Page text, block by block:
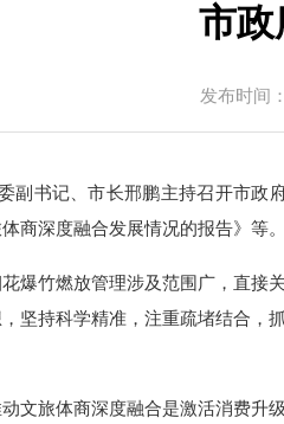
市政
发布时间
副书记、市长邢鹏主持召开市政
体商深度融合发展情况的报告》等
爆竹燃放管理涉及范围广，直接
坚持科学精准，注重疏堵结合，
文旅体商深度融合是激活消费升